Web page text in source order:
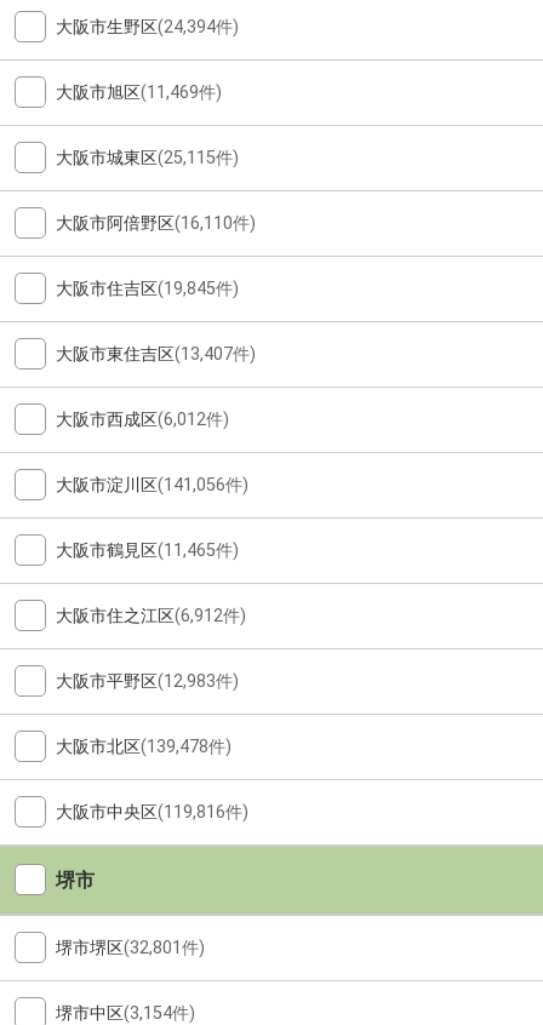
大阪市生野区(24,394件)
大阪市旭区(11,469件)
大阪市城東区(25,115件)
大阪市阿倍野区(16,110件)
大阪市住吉区(19,845件)
大阪市東住吉区(13,407件)
大阪市西成区(6,012件)
大阪市淀川区(141,056件)
大阪市鶴見区(11,465件)
大阪市住之江区(6,912件)
大阪市平野区(12,983件)
大阪市北区(139,478件)
大阪市中央区(119,816件)
堺市
堺市堺区(32,801件)
堺市中区(3,154件)